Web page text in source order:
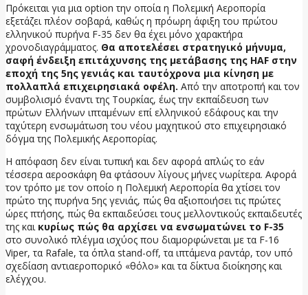
Πρόκειται για μια option την οποία η Πολεμική Αεροπορία
εξετάζει πλέον σοβαρά, καθώς η πρόωρη άφιξη του πρώτου
ελληνικού πυρήνα F-35 δεν θα έχει μόνο χαρακτήρα
χρονοδιαγράμματος. Θα αποτελέσει στρατηγικό μήνυμα,
σαφή ένδειξη επιτάχυνσης της μετάβασης της HAF στην
εποχή της 5ης γενιάς και ταυτόχρονα μια κίνηση με
πολλαπλά επιχειρησιακά οφέλη. Από την αποτροπή και τον
συμβολισμό έναντι της Τουρκίας, έως την εκπαίδευση των
πρώτων Ελλήνων ιπταμένων επί ελληνικού εδάφους και την
ταχύτερη ενσωμάτωση του νέου μαχητικού στο επιχειρησιακό
δόγμα της Πολεμικής Αεροπορίας.
Η απόφαση δεν είναι τυπική και δεν αφορά απλώς το εάν
τέσσερα αεροσκάφη θα φτάσουν λίγους μήνες νωρίτερα. Αφορά
τον τρόπο με τον οποίο η Πολεμική Αεροπορία θα χτίσει τον
πρώτο της πυρήνα 5ης γενιάς, πώς θα αξιοποιήσει τις πρώτες
ώρες πτήσης, πώς θα εκπαιδεύσει τους μελλοντικούς εκπαιδευτές
της και κυρίως πώς θα αρχίσει να ενσωματώνει το F-35
στο συνολικό πλέγμα ισχύος που διαμορφώνεται με τα F-16
Viper, τα Rafale, τα όπλα stand-off, τα ιπτάμενα ραντάρ, τον υπό
σχεδίαση αντιαεροπορικό «θόλο» και τα δίκτυα διοίκησης και
ελέγχου.